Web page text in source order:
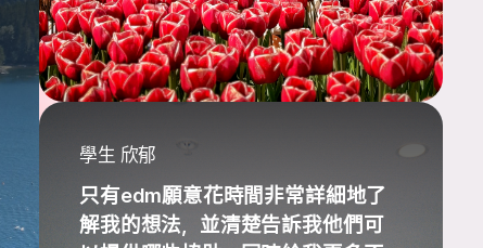
學生 欣郁
只有edm願意花時間非常詳細地了
解我的想法，並清楚告訴我他們可